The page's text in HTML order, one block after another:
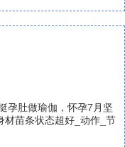
孕肚做瑜伽，怀孕7月坚
材苗条状态超好_动作_节